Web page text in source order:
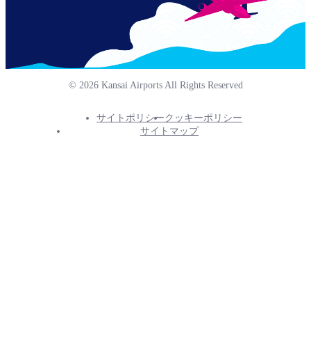
© 2026 Kansai Airports All Rights Reserved
サイトポリシークッキーポリシー
サイトマップ